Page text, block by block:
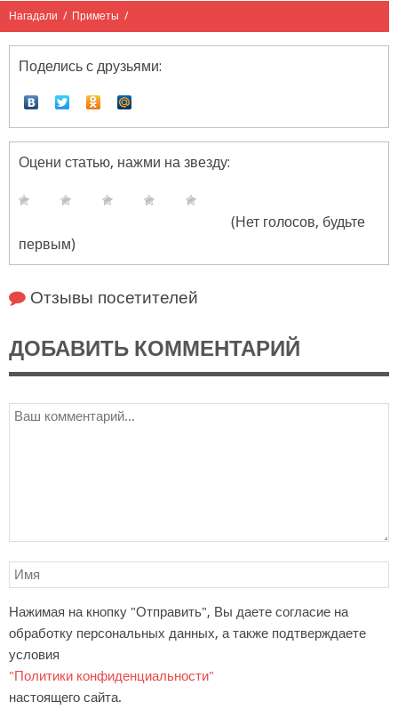
Нагадали / Приметы /
Поделись с друзьями:
Оцени статью, нажми на звезду:
(Нет голосов, будьте
первым)
Отзывы посетителей
ДОБАВИТЬ КОММЕНТАРИЙ
Нажимая на кнопку "Отправить", Вы даете согласие на
обработку персональных данных, а также подтверждаете
условия
"Политики конфиденциальности"
настоящего сайта.